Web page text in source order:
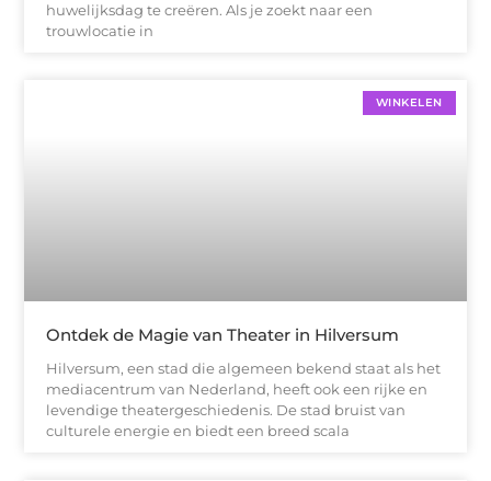
huwelijksdag te creëren. Als je zoekt naar een
trouwlocatie in
WINKELEN
Ontdek de Magie van Theater in Hilversum
Hilversum, een stad die algemeen bekend staat als het
mediacentrum van Nederland, heeft ook een rijke en
levendige theatergeschiedenis. De stad bruist van
culturele energie en biedt een breed scala